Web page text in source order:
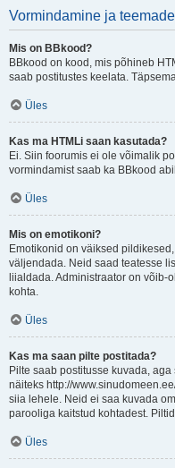
Vormindamine ja
Mis on BBkood?
BBkood on kood, mis põhineb
saab postitustes keelata.
Üles
Kas ma HTMLi saan kasutada?
Ei. Siin foorumis ei ole võimalik
vormindamist saab ka BBkood
Üles
Mis on emotikoni?
Emotikonid on väiksed
väljendada. Neid saad teatesse
liialdada. Administraator on
kohta.
Üles
Kas ma saan pilte postitada?
Pilte saab postitusse kuvada,
näiteks http://
siia lehele. Neid ei saa kuvada
parooliga kaitstud kohtadest.
Üles